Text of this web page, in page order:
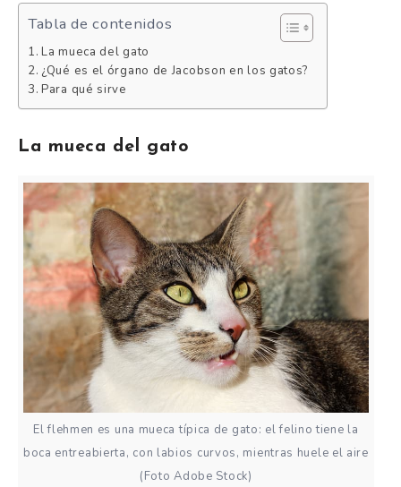
Tabla de contenidos
La mueca del gato
¿Qué es el órgano de Jacobson en los gatos?
Para qué sirve
La mueca del gato
El flehmen es una mueca típica de gato: el felino tiene la
boca entreabierta, con labios curvos, mientras huele el aire
(Foto Adobe Stock)